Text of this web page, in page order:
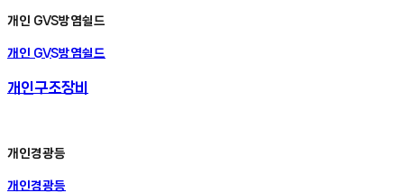
개인 GVS방염쉴드
개인 GVS방염쉴드
개인구조장비
개인경광등
개인경광등